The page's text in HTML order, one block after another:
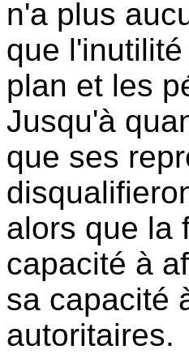
n'a plus
que
plan et les
Jusqu'à
que ses
alors que la
capacité à
sa capacité
autoritaires.